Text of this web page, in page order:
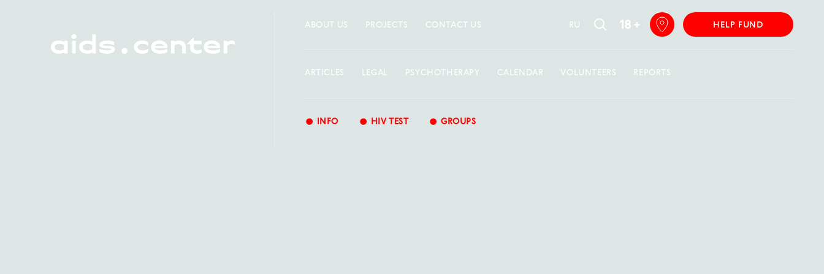
ABOUT US PROJECTS CONTACT US
ARTICLES LEGAL PSYCHOTHERAPY CALENDAR VOLUNTEERS REPORTS
• INFO • HIV TEST • GROUPS
RU 18 + HELP FUND